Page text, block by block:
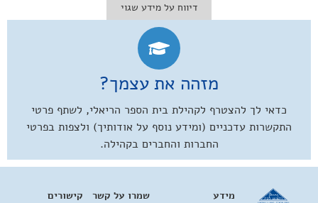
דיווח על מידע שגוי
מזהה את עצמך?
כדאי לך להצטרף לקהילת בית הספר הריאלי, לשתף פרטי
התקשרות עדכניים (ומידע נוסף על אודותיך) ולצפות בפרטי
החברות והחברים בקהילה.
מידע קישורים שמרו על קשר